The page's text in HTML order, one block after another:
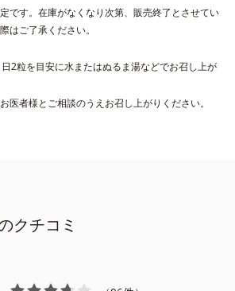
です。在庫がなくなり次第、販売終了とさせてい
はご了承ください。
2粒を目安に水またはぬるま湯などでお召し上が
医者様とご相談のうえお召し上がりください。
クチコミ